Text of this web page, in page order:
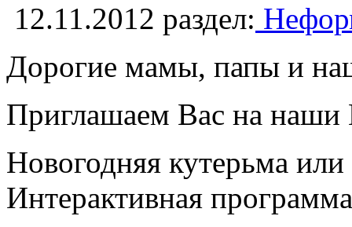
12.11.2012 раздел:
Дорогие мамы, папы и
Приглашаем Вас на
Новогодняя кутерьма
Интерактивная